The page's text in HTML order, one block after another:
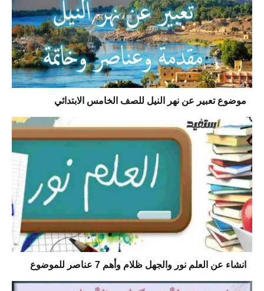
موضوع تعبير عن نهر النيل للصف الخامس الابتدائي
انشاء عن العلم نور والجهل ظلام وأهم 7 عناصر للموضوع